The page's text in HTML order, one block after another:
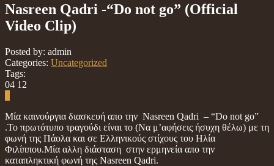
Nasreen Qadri -“Do not go” (Official
Video Clip)
Posted by: admin
Categories: Uncategorized
Tags:
04 12
Μία καινούργια διασκευή απο την Nasreen Qadri – “Do not go”
.Το πρωτότυπο τραγούδι είναι το (Να μ’αφήσεις ήσυχη θέλω) με τη
φωνή της Πάολα και σε Ελληνικούς στίχους του Ηλία
Φιλίππου.Μία αλλη διάσταση στην ερμηνεία απο την
καταπληκτική φωνή της Nasreen Qadri.